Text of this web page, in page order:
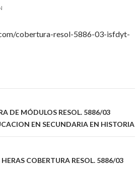
cobertura-resol-5886-03-isfdyt-
DE MÓDULOS RESOL. 5886/03
EN SECUNDARIA EN HISTORIA
COBERTURA RESOL. 5886/03